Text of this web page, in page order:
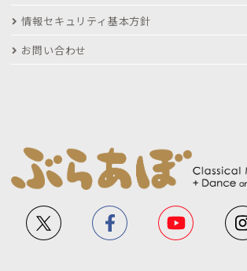
情報セキュリティ基本方針
お問い合わせ